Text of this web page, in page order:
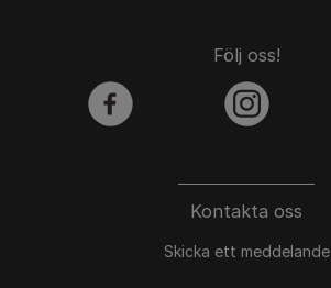
Kontakta oss
Skicka ett meddelande
Följ oss!
facebook instagram